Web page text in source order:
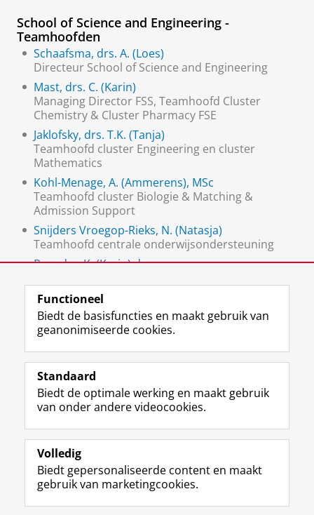
School of Science and Engineering -
Teamhoofden
Schaafsma, drs. A. (Loes)
Directeur School of Science and Engineering
Mast, drs. C. (Karin)
Managing Director FSS, Teamhoofd Cluster
Chemistry & Cluster Pharmacy FSE
Jaklofsky, drs. T.K. (Tanja)
Teamhoofd cluster Engineering en cluster
Mathematics
Kohl-Menage, A. (Ammerens), MSc
Teamhoofd cluster Biologie & Matching &
Admission Support
Snijders Vroegop-Rieks, N. (Natasja)
Teamhoofd centrale onderwijsondersteuning
Roo, drs. K. (Karin) de
Volg de RUG
F
a
e
b
o
p
a
i
L
i
k
e
I
-
p
g
R
S
-
f
e
R
k
I
n
t
r
m
c
Y
o
T
e
k
a
Studiekiezers
Alumni
Over ons
Functioneel
Biedt de basisfuncties en maakt gebruik van
geanonimiseerde cookies.
Standaard
Biedt de optimale werking en maakt gebruik
van onder andere videocookies.
Volledig
Biedt gepersonaliseerde content en maakt
gebruik van marketingcookies.